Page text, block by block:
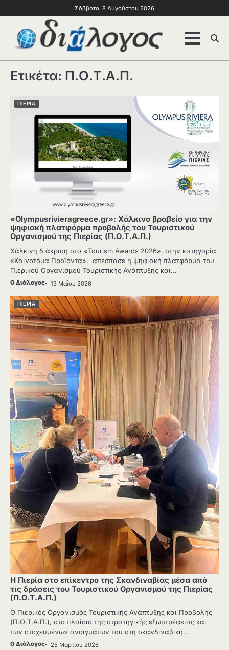
Σάββατο, 8 Αυγούστου 2026
Ετικέτα: Π.Ο.Τ.Α.Π.
ΠΙΕΡΙΑ
«Olympusrivieragreece.gr»: Χάλκινο βραβείο για την
ψηφιακή πλατφόρμα προβολής του Τουριστικού
Οργανισμού της Πιερίας (Π.Ο.Τ.Α.Π.)
Χάλκινη διάκριση στα «Tourism Awards 2026», στην κατηγορία
«Καινοτόμα Προϊόντα», απέσπασε η ψηφιακή πλατφόρμα του
Πιερικού Οργανισμού Τουριστικής Ανάπτυξης και…
Ο Διάλογος 13 Μαΐου 2026
ΠΙΕΡΙΑ
Η Πιερία στο επίκεντρο της Σκανδιναβίας μέσα από
τις δράσεις του Τουριστικού Οργανισμού της Πιερίας
(Π.Ο.Τ.Α.Π.)
Ο Πιερικός Οργανισμός Τουριστικής Ανάπτυξης και Προβολής
(Π.Ο.Τ.Α.Π.), στο πλαίσιο της στρατηγικής εξωστρέφειας και
των στοχευμένων ανοιγμάτων του στη σκανδιναβική…
Ο Διάλογος 25 Μαρτίου 2026